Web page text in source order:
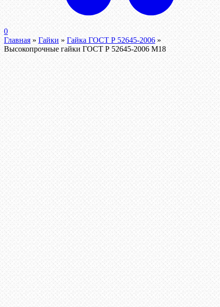
0
Главная » Гайки » Гайка ГОСТ Р 52645-2006 »
Высокопрочные гайки ГОСТ Р 52645-2006 М18